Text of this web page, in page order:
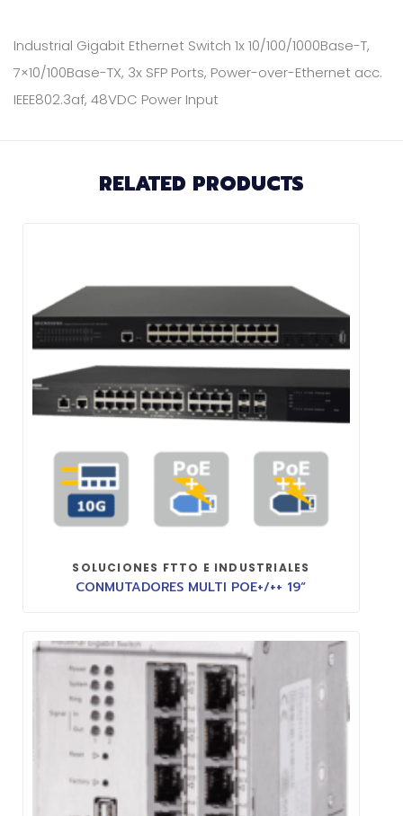
Industrial Gigabit Ethernet Switch 1x 10/100/1000Base-T,
7×10/100Base-TX, 3x SFP Ports, Power-over-Ethernet acc.
IEEE802.3af, 48VDC Power Input
RELATED PRODUCTS
SOLUCIONES FTTO E INDUSTRIALES
CONMUTADORES MULTI POE+/++ 19“